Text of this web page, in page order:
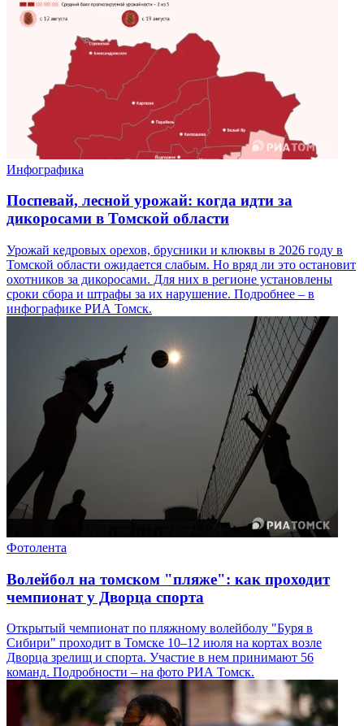
Инфографика
Поспевай, лесной урожай: когда идти за
дикоросами в Томской области
Урожай кедровых орехов, брусники и клюквы в 2026 году в
Томской области ожидается слабым. Но вряд ли это остановит
охотников за дикоросами. Для них в регионе установлены
сроки сбора и штрафы за их нарушение. Подробнее – в
инфографике РИА Томск.
Фотолента
Волейбол на томском "пляже": как проходит
чемпионат у Дворца спорта
Открытый чемпионат по пляжному волейболу "Буря в
Сибири" проходит в Томске 10–12 июля на кортах возле
Дворца зрелищ и спорта. Участие в нем принимают 56
команд. Подробности – на фото РИА Томск.